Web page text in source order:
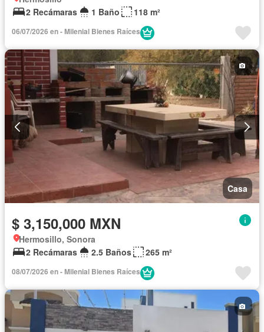
2 Recámaras
1 Baño 118 m²
06/07/2026 en - Milenial Bienes Raíces
Casa
$ 3,150,000 MXN
Hermosillo, Sonora
2 Recámaras
2.5 Baños 265 m²
08/07/2026 en - Milenial Bienes Raíces